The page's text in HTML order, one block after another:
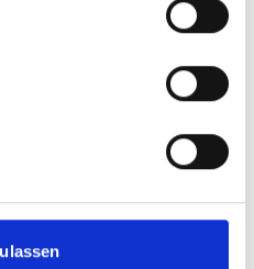
die nachhaltige
Städten arbeiten Sie
dauerhaft verändern.
getroffen, und das